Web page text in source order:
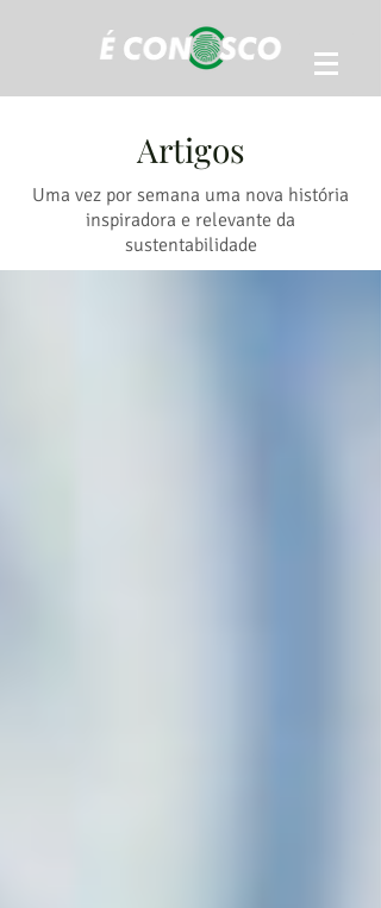
Artigos
Uma vez por semana uma nova história
inspiradora e relevante da
sustentabilidade